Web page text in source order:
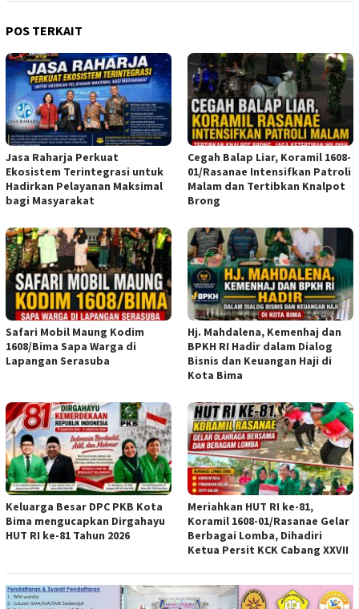
POS TERKAIT
Jasa Raharja Perkuat
Ekosistem Terintegrasi untuk
Hadirkan Pelayanan Maksimal
bagi Masyarakat
Cegah Balap Liar, Koramil 1608-
01/Rasanae Intensifkan Patroli
Malam dan Tertibkan Knalpot
Brong
Safari Mobil Maung Kodim
1608/Bima Sapa Warga di
Lapangan Serasuba
Hj. Mahdalena, Kemenhaj dan
BPKH RI Hadir dalam Dialog
Bisnis dan Keuangan Haji di
Kota Bima
Keluarga Besar DPC PKB Kota
Bima mengucapkan Dirgahayu
HUT RI ke-81 Tahun 2026
Meriahkan HUT RI ke-81,
Koramil 1608-01/Rasanae Gelar
Berbagai Lomba, Dihadiri
Ketua Persit KCK Cabang XXVII